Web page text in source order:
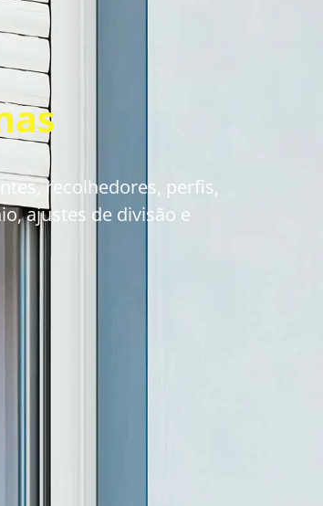
recolhedores, perfis,
ajustes de divisão e